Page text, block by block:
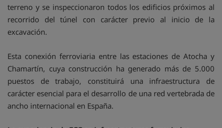
terreno y se inspeccionaron todos los edificios próximos al
recorrido del túnel con carácter previo al inicio de la
excavación.
Esta conexión ferroviaria entre las estaciones de Atocha y
Chamartín, cuya construcción ha generado más de 5.000
puestos de trabajo, constituirá una infraestructura de
carácter esencial para el desarrollo de una red vertebrada de
ancho internacional en España.